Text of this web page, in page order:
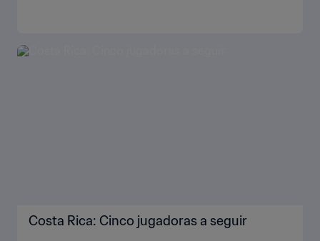
Costa Rica: Cinco jugadoras a seguir